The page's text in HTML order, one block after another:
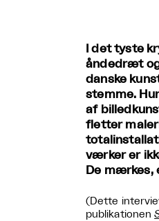
I det tyste
åndedræt
danske
stemme.
af
fletter
værker er
De mærkes,
(Dette
publikationen